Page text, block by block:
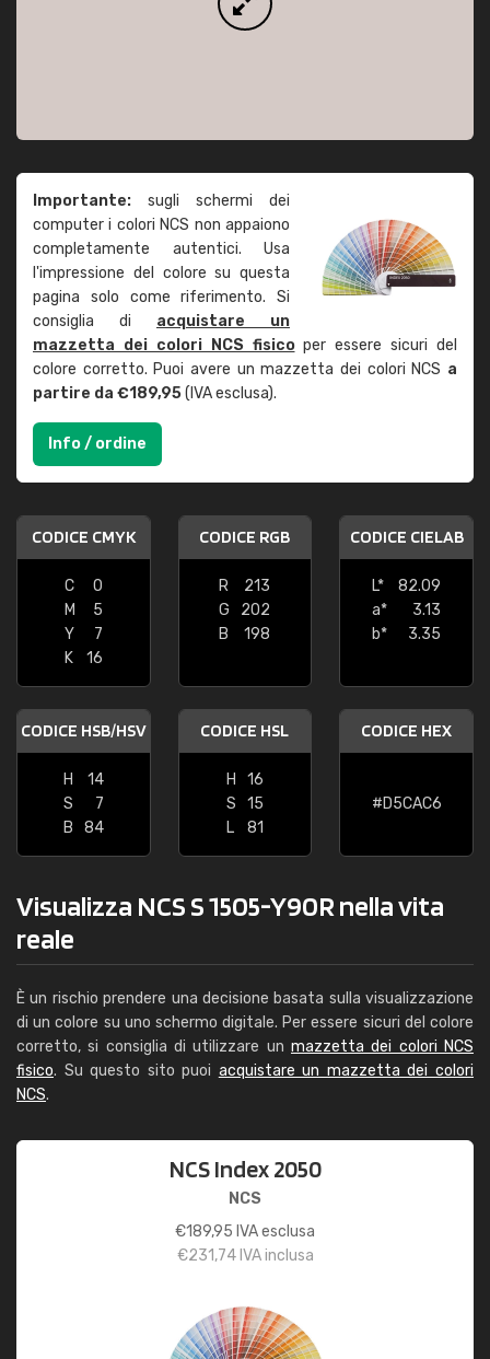
Importante: sugli schermi dei
computer i colori NCS non appaiono
completamente autentici. Usa
l'impressione del colore su questa
pagina solo come riferimento. Si
consiglia di acquistare un
mazzetta dei colori NCS fisicoper essere sicuri del
colore corretto. Puoi avere un mazzetta dei colori NCS a
partire da €189,95(IVA esclusa).
Info / ordine
CODICE CMYK
C
0
M
5
Y
7
K
16
CODICE RGB
R
213
G
202
B
198
CODICE CIELAB
L*
82.09
a*
3.13
b*
3.35
CODICE HSB/HSV
H
14
S
7
B
84
CODICE HSL
H
16
S
15
L
81
CODICE HEX
#D5CAC6
Visualizza NCS S 1505-Y90R nella vita
reale
È un rischio prendere una decisione basata sulla visualizzazione
di un colore su uno schermo digitale. Per essere sicuri del colore
corretto, si consiglia di utilizzare un mazzetta dei colori NCS
fisico. Su questo sito puoi acquistare un mazzetta dei colori
NCS.
NCS Index 2050
NCS
€189,95 IVA esclusa
€231,74IVA inclusa